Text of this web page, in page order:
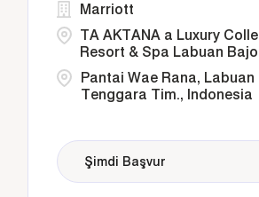
Pantai Wae Rana, Labuan
Tenggara Tim., Indonesia
Marriott
TA AKTANA a Luxury
Resort & Spa Labuan Bajo
Şimdi Başvur